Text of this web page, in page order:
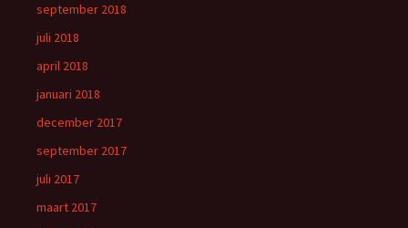
september 2018
juli 2018
april 2018
januari 2018
december 2017
september 2017
juli 2017
maart 2017